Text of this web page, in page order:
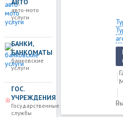
авто-мото
услуги
БАНКИ,
БАНКОМАТЫ
банковские
услуги
ГОС.
УЧРЕЖДЕНИЯ
Государственные
службы